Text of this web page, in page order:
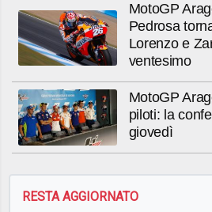
MotoGP
Pedrosa
Lorenzo e
ventesimo
MotoGP
piloti: la
giovedì
RESTA AGGIORNATO